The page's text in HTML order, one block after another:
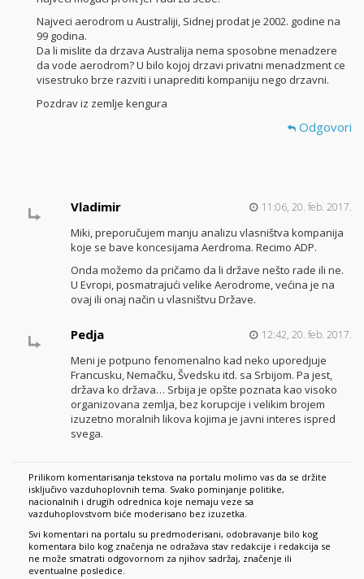
Najveci aerodrom u Australiji, Sidnej prodat je 2002. godine na
99 godina.
Da li mislite da drzava Australija nema sposobne menadzere
da vode aerodrom? U bilo kojoj drzavi privatni menadzment ce
visestruko brze razviti i unaprediti kompaniju nego drzavni.
Pozdrav iz zemlje kengura
Odgovori
Vladimir 11:06, 20. feb. 2017.
Miki, preporučujem manju analizu vlasništva kompanija
koje se bave koncesijama Aerdroma. Recimo ADP.
Onda možemo da pričamo da li države nešto rade ili ne.
U Evropi, posmatrajući velike Aerodrome, većina je na
ovaj ili onaj način u vlasništvu Države.
Pedja 12:42, 20. feb. 2017.
Meni je potpuno fenomenalno kad neko uporedjuje
Francusku, Nemačku, Švedsku itd. sa Srbijom. Pa jest,
država ko država… Srbija je opšte poznata kao visoko
organizovana zemlja, bez korupcije i velikim brojem
izuzetno moralnih likova kojima je javni interes ispred
svega.
Prilikom komentarisanja tekstova na portalu molimo vas da se držite
isključivo vazduhoplovnih tema. Svako pominjanje politike,
nacionalnih i drugih odrednica koje nemaju veze sa
vazduhoplovstvom biće moderisano bez izuzetka.
Svi komentari na portalu su predmoderisani, odobravanje bilo kog
komentara bilo kog značenja ne odražava stav redakcije i redakcija se
ne može smatrati odgovornom za njihov sadržaj, značenje ili
eventualne posledice.